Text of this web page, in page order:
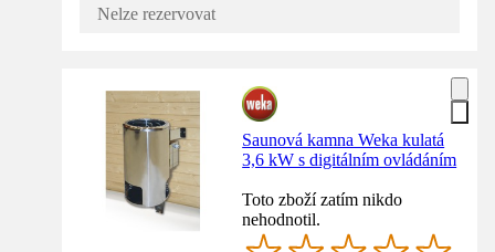
Nelze rezervovat
Saunová kamna Weka kulatá
3,6 kW s digitálním ovládáním
Toto zboží zatím nikdo
nehodnotil.